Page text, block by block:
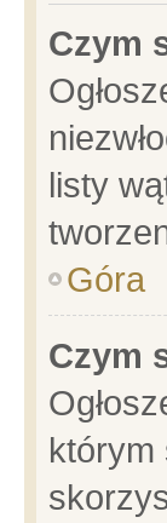
Czym
listy
Góra
Czym
którym